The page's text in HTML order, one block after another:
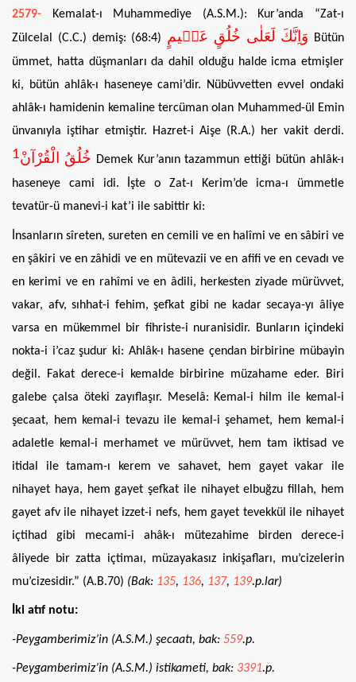
2579-
Kemalat-ı Muhammediye (A.S.M.): Kur’anda “Zat-ı
Zülcelal (C.C.) demiş: (68:4) وَاِنَّكَ لَعَلٰى خُلُقٍ عَظ۪يمٍ
Bütün
ümmet, hatta düşmanları da dahil olduğu halde icma etmişler
ki, bütün ahlâk-ı haseneye cami’dir. Nübüvvetten evvel ondaki
ahlâk-ı hamidenin kemaline tercüman olan Muhammed-ül Emin
ünvanıyla iştihar etmiştir. Hazret-i Aişe (R.A.) her vakit derdi.
خُلُقُ الْقُرْآنْ1
Demek Kur’anın tazammun ettiği bütün ahlâk-ı
haseneye cami idi. İşte o Zat-ı Kerim’de icma-ı ümmetle
tevatür-ü manevi-i kat’i ile sabittir ki:
İnsanların sîreten, sureten en cemili ve en halîmi ve en sâbiri ve
en şâkiri ve en zâhidi ve en mütevazii ve en afifi ve en cevadı ve
en kerimi ve en rahîmi ve en âdili, herkesten ziyade mürüvvet,
vakar, afv, sıhhat-i fehim, şefkat gibi ne kadar secaya-yı âliye
varsa en mükemmel bir fihriste-i nuranisidir. Bunların içindeki
nokta-i i’caz şudur ki: Ahlâk-ı hasene çendan birbirine mübayin
değil. Fakat derece-i kemalde birbirine müzahame eder. Biri
galebe çalsa öteki zayıflaşır. Meselâ: Kemal-i hilm ile kemal-i
şecaat, hem kemal-i tevazu ile kemal-i şehamet, hem kemal-i
adaletle kemal-i merhamet ve mürüvvet, hem tam iktisad ve
itidal ile tamam-ı kerem ve sahavet, hem gayet vakar ile
nihayet haya, hem gayet şefkat ile nihayet elbuğzu fillah, hem
gayet afv ile nihayet izzet-i nefs, hem gayet tevekkül ile nihayet
içtihad gibi mecami-i ahâk-ı mütezahime birden derece-i
âliyede bir zatta içtimaı, müzayakasız inkişafları, mu’cizelerin
mu’cizesidir.” (A.B.70) (Bak: 135, 136, 137, 139.p.lar)
İki atıf notu:
-Peygamberimiz’in (A.S.M.) şecaatı, bak: 559.p.
-Peygamberimiz’in (A.S.M.) istikameti, bak: 3391.p.